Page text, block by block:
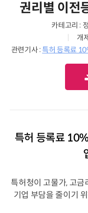
권리별 이전
카테고리 :
개
관련기사 :특허 등록료
특허 등록료
특허청이 고물가, 고
기업 부담을 줄이기